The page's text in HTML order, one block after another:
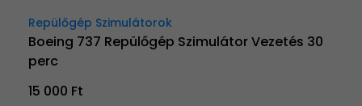
Repülőgép Szimulátorok
Boeing 737 Repülőgép Szimulátor Vezetés 30
perc
15 000 Ft